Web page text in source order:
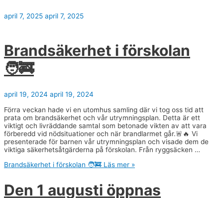
april 7, 2025 april 7, 2025
Brandsäkerhet i förskolan
🧑‍🚒
april 19, 2024 april 19, 2024
Förra veckan hade vi en utomhus samling där vi tog oss tid att
prata om brandsäkerhet och vår utrymningsplan. Detta är ett
viktigt och livräddande samtal som betonade vikten av att vara
förberedd vid nödsituationer och när brandlarmet går.🚨🔥 Vi
presenterade för barnen vår utrymningsplan och visade dem de
viktiga säkerhetsåtgärderna på förskolan. Från ryggsäcken …
Brandsäkerhet i förskolan 🧑‍🚒 Läs mer »
Den 1 augusti öppnas